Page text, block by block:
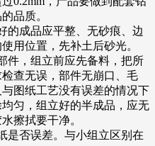
品质。
的成品应平整、无砂痕、边
用位置，先补土后砂光。
件，组立前应先备料，把所
查无误，部件无崩口、毛
图纸工艺没有误差的情况下
匀，组立好的半成品，应无
擦拭要干净。
是否误差。与小组立区别在